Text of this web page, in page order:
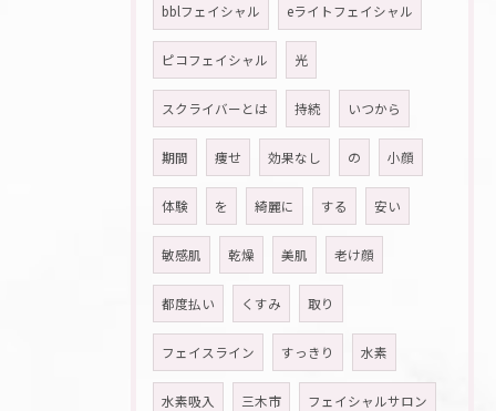
bblフェイシャル eライトフェイシャル
ピコフェイシャル 光
スクライバーとは 持続 いつから
期間 痩せ 効果なし の 小顔
体験 を 綺麗に する 安い
敏感肌 乾燥 美肌 老け顔
都度払い くすみ 取り
フェイスライン すっきり 水素
水素吸入 三木市 フェイシャルサロン